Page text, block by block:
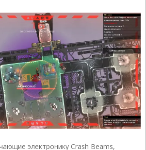
электронику Crash Beams,